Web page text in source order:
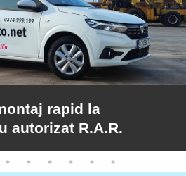
rapid la
autorizat R.A.R.